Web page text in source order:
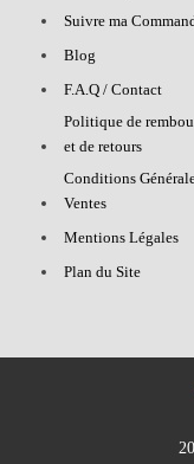
Suivre ma
Blog
F.A.Q / Contact
Politique de
et de retours
Conditions
Ventes
Mentions Légales
Plan du Site